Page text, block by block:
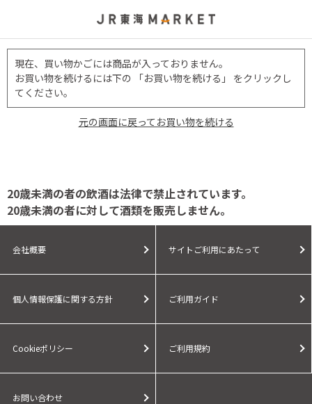
現在、買い物かごには商品が入っておりません。
お買い物を続けるには下の 「お買い物を続ける」 をクリックし
てください。
元の画面に戻ってお買い物を続ける
20歳未満の者の飲酒は法律で禁止されています。
20歳未満の者に対して酒類を販売しません。
会社概要 サイトご利用にあたって
個人情報保護に関する方針 ご利用ガイド
Cookieポリシー ご利用規約
お問い合わせ